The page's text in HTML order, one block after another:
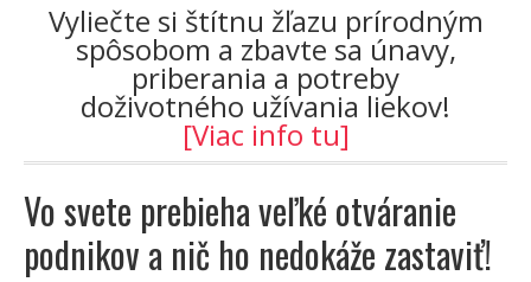
Vyliečte si štítnu žľazu prírodným
spôsobom a zbavte sa únavy,
priberania a potreby
doživotného užívania liekov!
[Viac info tu]
Vo svete prebieha veľké otváranie
podnikov a nič ho nedokáže zastaviť!